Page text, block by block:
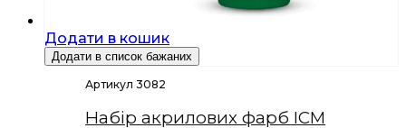
Додати в кошик
Додати в список бажаних
Артикул 3082
Набір акрилових фарб ICM